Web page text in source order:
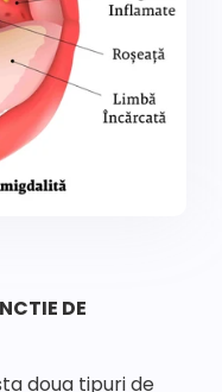
DE
doua tipuri de